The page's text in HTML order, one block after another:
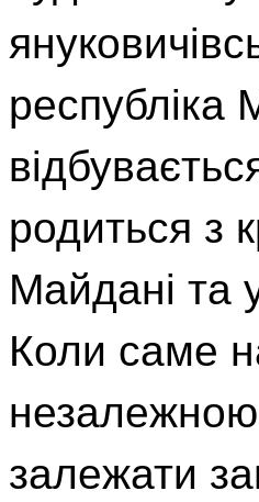
родиться з
Майдані та
Коли саме
незалежною
залежати